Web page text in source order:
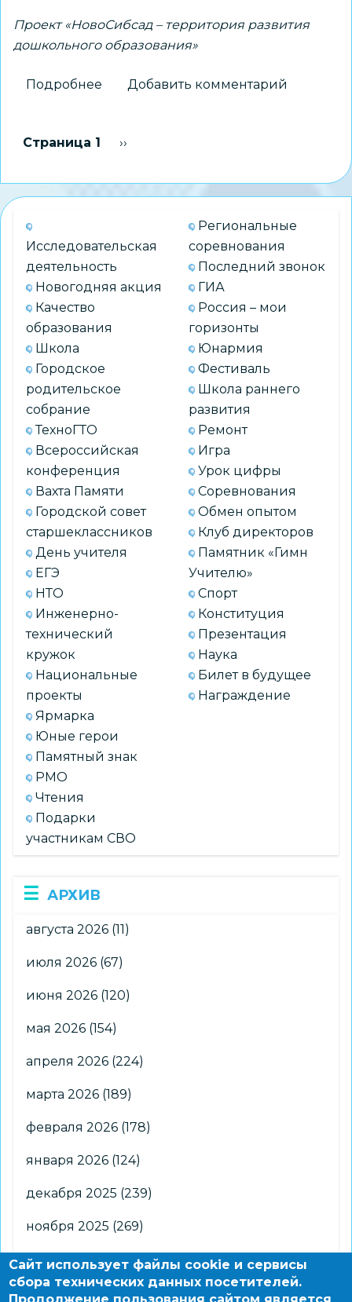
Проект «НовоСибсад – территория развития
дошкольного образования»
Подробнее
объединяют
Добавить комментарий
Нумерация
Страница 1 Следующая страница
››
Исследовательская
деятельность
Новогодняя акция
Качество
образования
Школа
Городское
родительское
собрание
ТехноГТО
Всероссийская
конференция
Вахта Памяти
Городской совет
старшеклассников
День учителя
ЕГЭ
НТО
Инженерно-
технический
кружок
Национальные
проекты
Ярмарка
Юные герои
Памятный знак
РМО
Чтения
Подарки
участникам СВО
Региональные
соревнования
Последний звонок
ГИА
Россия – мои
горизонты
Юнармия
Фестиваль
Школа раннего
развития
Ремонт
Игра
Урок цифры
Соревнования
Обмен опытом
Клуб директоров
Памятник «Гимн
Учителю»
Спорт
Конституция
Презентация
Наука
Билет в будущее
Награждение
АРХИВ
августа 2026 (11)
июля 2026 (67)
июня 2026 (120)
мая 2026 (154)
апреля 2026 (224)
марта 2026 (189)
февраля 2026 (178)
января 2026 (124)
декабря 2025 (239)
ноября 2025 (269)
октября 2025(266)
сентября 2025 (176)
Сайт использует файлы cookie и сервисы
сбора технических данных посетителей.